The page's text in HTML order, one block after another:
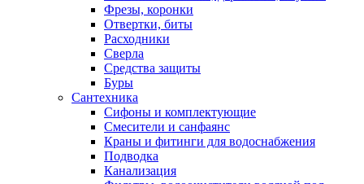
Фрезы, коронки
Отвертки, биты
Расходники
Сверла
Средства защиты
Буры
Сантехника
Сифоны и комплектующие
Смесители и санфаянс
Краны и фитинги для водоснабжения
Подводка
Канализация